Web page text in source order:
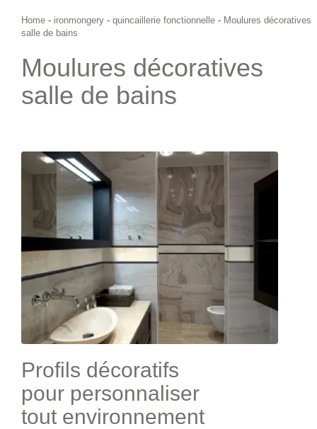
Home - ironmongery - quincaillerie fonctionnelle - Moulures décoratives
salle de bains
Moulures décoratives
salle de bains
Profils décoratifs
pour personnaliser
tout environnement